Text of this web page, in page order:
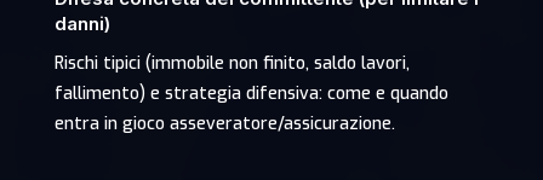
danni)
Rischi tipici (immobile non finito, saldo lavori,
fallimento) e strategia difensiva: come e quando
entra in gioco asseveratore/assicurazione.